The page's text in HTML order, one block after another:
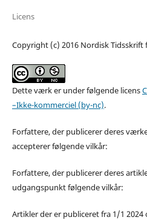
Licens
Copyright (c) 2016 Nordisk
Dette værk er under følgende licens
–Ikke-kommerciel (by-nc).
Forfattere, der publicerer deres
accepterer følgende vilkår:
Forfattere, der publicerer deres
udgangspunkt følgende vilkår:
Artikler der er publiceret fra 1/1 2024